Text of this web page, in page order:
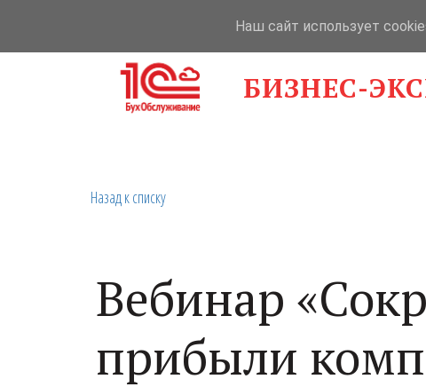
БИЗНЕС-
Назад к списку
Вебинар
прибыли
Наш сайт использует